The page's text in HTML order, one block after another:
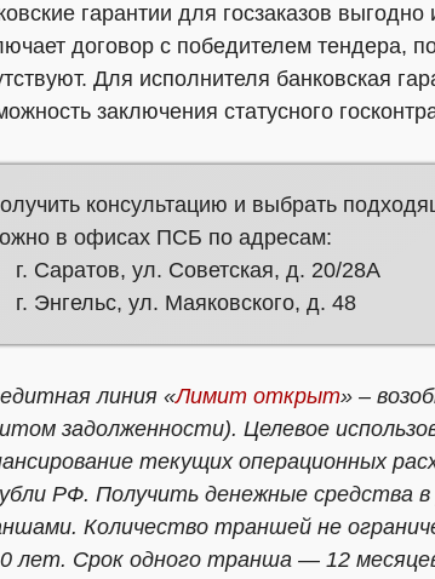
гарантии для госзаказов
договор с победителем тендера,
Для исполнителя банковская
заключения статусного
консультацию и выбрать
в офисах ПСБ по адресам:
Саратов, ул. Советская, д. 20/28А
Энгельс, ул. Маяковского, д. 48
линия «Лимит открыт» –
задолженности). Целевое
текущих операционных
РФ. Получить денежные средства
Количество траншей не
лет. Срок одного транша — 12